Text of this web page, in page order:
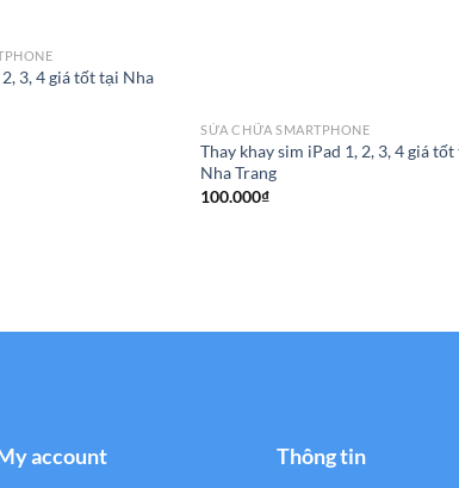
3, 4 giá tốt tại Nha
SỬA CHỮA SMARTPHONE
Thay khay sim iPad 1, 2, 3, 4 giá
Nha Trang
100.000₫
account Thông tin